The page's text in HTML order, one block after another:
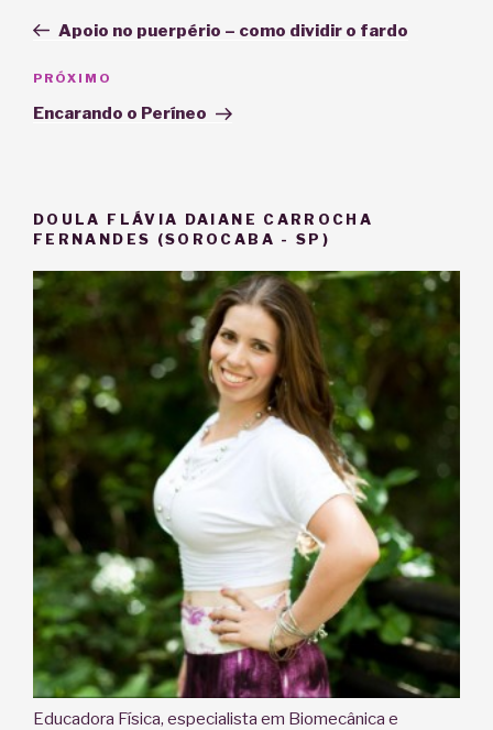
Post
anterior
Apoio no puerpério – como dividir o fardo
Próximo
post
PRÓXIMO
Encarando o Períneo
DOULA FLÁVIA DAIANE CARROCHA
FERNANDES (SOROCABA - SP)
Educadora Física, especialista em Biomecânica e